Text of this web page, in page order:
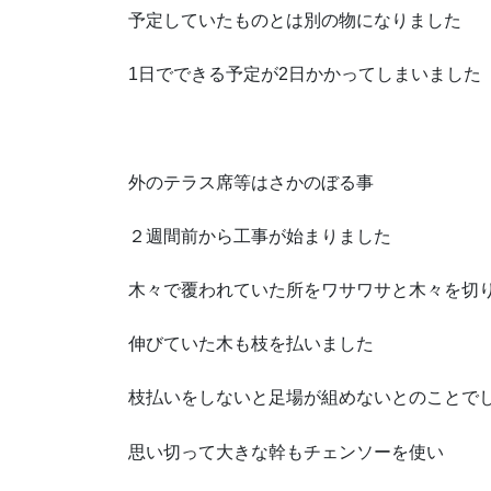
予定していたものとは別の物になりました
1日でできる予定が2日かかってしまいました
外のテラス席等はさかのぼる事
２週間前から工事が始まりました
木々で覆われていた所をワサワサと木々を切
伸びていた木も枝を払いました
枝払いをしないと足場が組めないとのことで
思い切って大きな幹もチェンソーを使い